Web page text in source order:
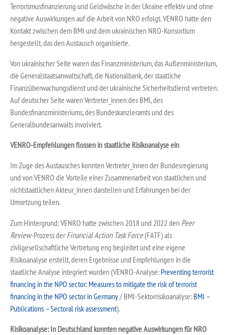
Terrorismusfinanzierung und Geldwäsche in der Ukraine effektiv und ohne
negative Auswirkungen auf die Arbeit von NRO erfolgt. VENRO hatte den
Kontakt zwischen dem BMI und dem ukrainischen NRO-Konsortium
hergestellt, das den Austausch organisierte.
Von ukrainischer Seite waren das Finanzministerium, das Außenministerium,
die Generalstaatsanwaltschaft, die Nationalbank, der staatliche
Finanzüberwachungsdienst und der ukrainische Sicherheitsdienst vertreten.
Auf deutscher Seite waren Vertreter_innen des BMI, des
Bundesfinanzministeriums, des Bundeskanzleramts und des
Generalbundesanwalts involviert.
VENRO-Empfehlungen flossen in staatliche Risikoanalyse ein
Im Zuge des Austausches konnten Vertreter_innen der Bundesregierung
und von VENRO die Vorteile einer Zusammenarbeit von staatlichen und
nichtstaatlichen Akteur_innen darstellen und Erfahrungen bei der
Umsetzung teilen.
Zum Hintergrund: VENRO hatte zwischen 2018 und 2022 den Peer
Review-Prozess derFinancial Action Task Force(FATF) als
zivilgesellschaftliche Vertretung eng begleitet und eine eigene
Risikoanalyse erstellt, deren Ergebnisse und Empfehlungen in die
staatliche Analyse integriert wurden (VENRO-Analyse: Preventing terrorist
financing in the NPO sector: Measures to mitigate the risk of terrorist
financing in the NPO sector in Germany/ BMI-Sektorrisikoanalyse: BMI –
Publications – Sectoral risk assessment).
Risikoanalyse: In Deutschland konnten negative Auswirkungen für NRO